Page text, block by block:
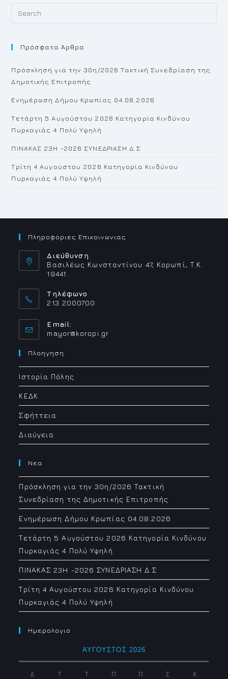
Πρόσφατα Άρθρα
Πρόσκληση για την 30η/2026 Τακτική Συνεδρίαση της
Δημοτικής Επιτροπής
Ενημέρωση Δήμου Κρωπίας 04.08.2026
Τετάρτη 5 Αυγούστου 2026 Κατηγορία Κινδύνου
Πυρκαγιάς 4 Πολύ Υψηλή
ΠΙΝΑΚΑΣ 23H -2026 ΣΥΝΕΔΡΙΑΣΗ Δ.Σ
Τρίτη 4 Αυγούστου 2026 Κατηγορία Κινδύνου
Πυρκαγιάς 4 Πολύ Υψηλή
Πληροφοριες Επικοινωνιας
Διεύθυνση
Βασιλέως Κωνσταντίνου 47, Κορωπί, Τ.Κ.
19441
Τηλέφωνο
213 2000700
Email:
mayor@koropi.grOpens
Πλοηγηση
Ιστορία Πόλης
ΚΕΔΚ
Σφήττεια
Διαύγεια
Νεα
Πρόσκληση για την 30η/2026 Τακτική
Συνεδρίαση της Δημοτικής Επιτροπής
Ενημέρωση Δήμου Κρωπίας 04.08.2026
Τετάρτη 5 Αυγούστου 2026 Κατηγορία Κινδύνου
Πυρκαγιάς 4 Πολύ Υψηλή
ΠΙΝΑΚΑΣ 23H -2026 ΣΥΝΕΔΡΙΑΣΗ Δ.Σ
Τρίτη 4 Αυγούστου 2026 Κατηγορία Κινδύνου
Πυρκαγιάς 4 Πολύ Υψηλή
Ημερολογιο
ΑΎΓΟΥΣΤΟΣ 2026
Δ Τ Τ Π Π Σ Κ